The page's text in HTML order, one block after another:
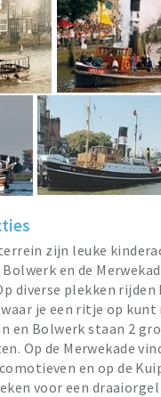
zijn leuke
en de
diverse plekken rijden
je een ritje op kunt
en Bolwerk staan 2
Op de Merwekade
en op de
voor een